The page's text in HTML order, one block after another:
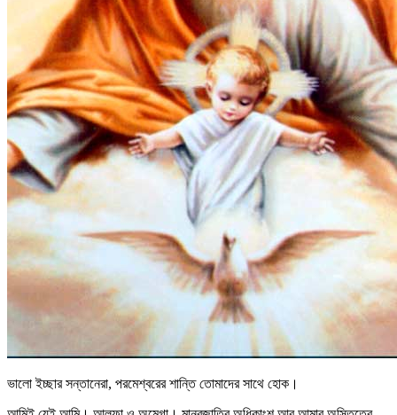
ভালো ইচ্ছার সন্তানেরা, পরমেশ্বরের শান্তি তোমাদের সাথে হোক।